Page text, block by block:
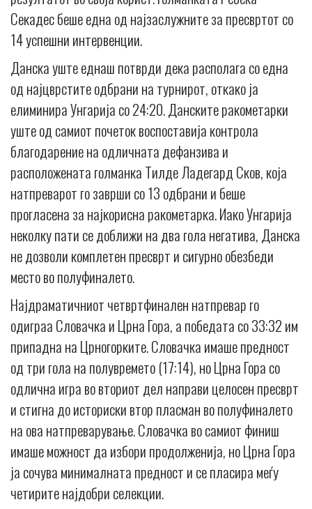
Секадес беше една од најзаслужните за пресвртот со
14 успешни интервенции.
Данска уште еднаш потврди дека располага со една
од најцврстите одбрани на турнирот, откако ја
елиминира Унгарија со 24:20. Данските ракометарки
уште од самиот почеток воспоставија контрола
благодарение на одличната дефанзива и
расположената голманка Тилде Ладегард Сков, која
натпреварот го заврши со 13 одбрани и беше
прогласена за најкорисна ракометарка. Иако Унгарија
неколку пати се доближи на два гола негатива, Данска
не дозволи комплетен пресврт и сигурно обезбеди
место во полуфиналето.
Најдраматичниот четвртфинален натпревар го
одиграа Словачка и Црна Гора, а победата со 33:32 им
припадна на Црногорките. Словачка имаше предност
од три гола на полувремето (17:14), но Црна Гора со
одлична игра во вториот дел направи целосен пресврт
и стигна до историски втор пласман во полуфиналето
на ова натпреварување. Словачка во самиот финиш
имаше можност да избори продолженија, но Црна Гора
ја сочува минималната предност и се пласира меѓу
четирите најдобри селекции.